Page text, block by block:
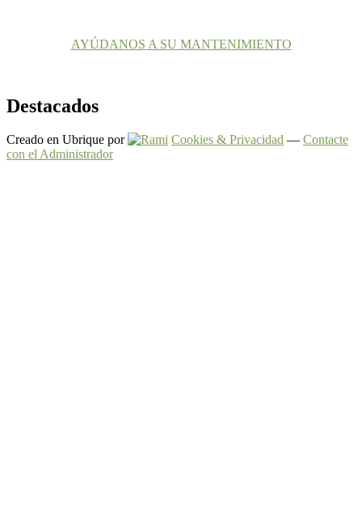
AYÚDANOS A SU MANTENIMIENTO
Destacados
Creado en Ubrique por Cookies & Privacidad — Contacte
con el Administrador